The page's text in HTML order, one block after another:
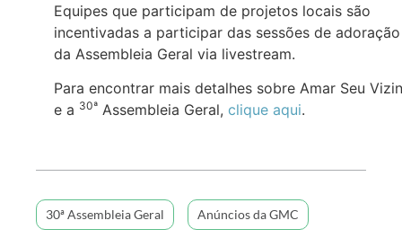
Equipes que participam de projetos locais são
incentivadas a participar das sessões de adoração
da Assembleia Geral via livestream.
Para encontrar mais detalhes sobre Amar Seu
e a 30ª Assembleia Geral, clique aqui.
30ª Assembleia Geral Anúncios da GMC